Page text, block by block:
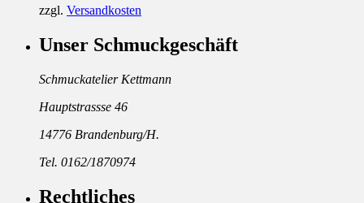
zzgl. Versandkosten
Unser Schmuckgeschäft
Schmuckatelier Kettmann
Hauptstrassse 46
14776 Brandenburg/H.
Tel. 0162/1870974
Rechtliches